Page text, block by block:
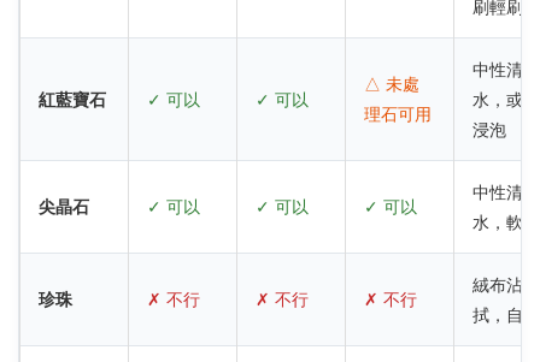
刷輕刷
紅藍寶石 ✓ 可以 ✓ 可以
△ 未處
理石可用
中性清
水，或
浸泡
尖晶石 ✓ 可以 ✓ 可以 ✓ 可以
中性清
水，軟
珍珠 ✗ 不行 ✗ 不行 ✗ 不行
絨布沾
拭，自